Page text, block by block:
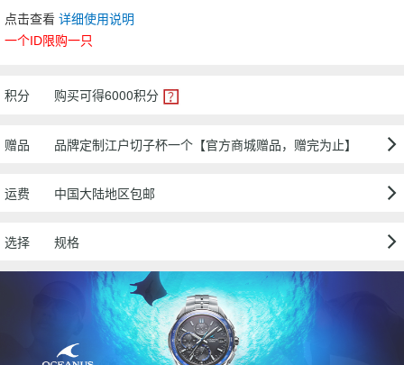
点击查看 详细使用说明
一个ID限购一只
积分 购买可得6000积分
赠品 品牌定制江户切子杯一个【官方商城赠品，赠完为止】
运费 中国大陆地区包邮
选择 规格